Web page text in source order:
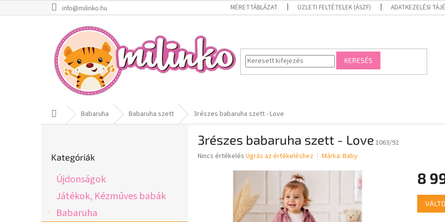
a
info@milinko.hu MÉRETTÁBLÁZAT ÜZLETI FELTÉTELEK (ÁSZF) ADATKEZELÉSI
KERESÉS
KezdőlapBabaruha Babaruha szett 3részes babaruha szett - Love
átugrása
Kategóriák
Újdonságok
Játékok, Kézműves babák
Babaruha
3részes babaruha szett - Love 1063/92
A
Nincs értékelés Ugrás az értékeléshez Márka: Baby
8